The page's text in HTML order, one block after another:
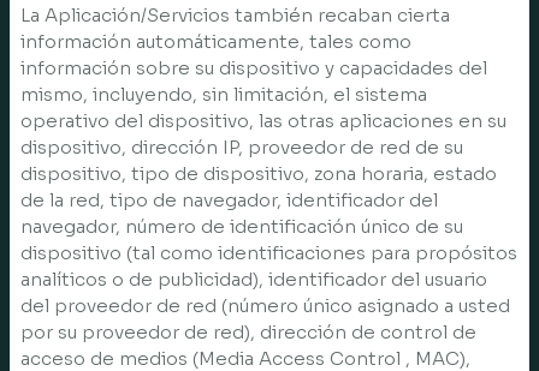
La Aplicación/Servicios también recaban cierta
información automáticamente, tales como
información sobre su dispositivo y capacidades del
mismo, incluyendo, sin limitación, el sistema
operativo del dispositivo, las otras aplicaciones en su
dispositivo, dirección IP, proveedor de red de su
dispositivo, tipo de dispositivo, zona horaria, estado
de la red, tipo de navegador, identificador del
navegador, número de identificación único de su
dispositivo (tal como identificaciones para propósitos
analíticos o de publicidad), identificador del usuario
del proveedor de red (número único asignado a usted
por su proveedor de red), dirección de control de
acceso de medios (Media Access Control , MAC),